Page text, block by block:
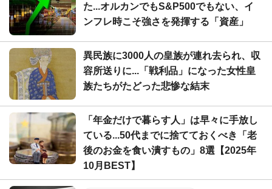
た...オルカンでもS&P500でもない、イ
ンフレ時こそ強さを発揮する「資産」
異民族に3000人の皇族が連れ去られ、収
容所送りに...「戦利品」になった女性皇
族たちがたどった悲惨な結末
「年金だけで暮らす人」は早々に手放し
ている...50代までに捨てておくべき「老
後のお金を食い潰すもの」8選【2025年
10月BEST】